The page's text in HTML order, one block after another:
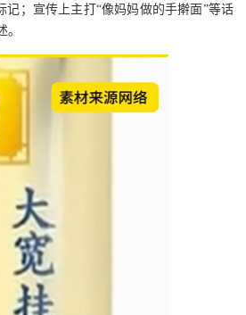
；宣传上主打“像妈妈做的手擀面”等话